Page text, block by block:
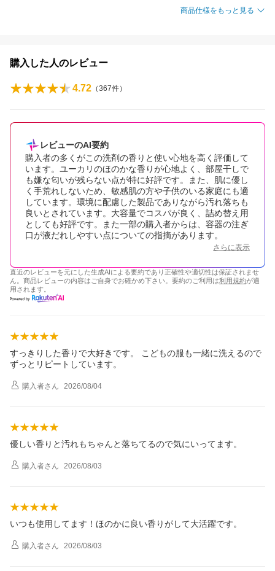
商品仕様をもっと見る
購入した人のレビュー
4.72 （367件）
レビューのAI要約
購入者の多くがこの洗剤の香りと使い心地を高く評価して
います。ユーカリのほのかな香りが心地よく、部屋干しで
も嫌な匂いが残らない点が特に好評です。また、肌に優し
く手荒れしないため、敏感肌の方や子供のいる家庭にも適
しています。環境に配慮した製品でありながら汚れ落ちも
良いとされています。大容量でコスパが良く、詰め替え用
としても好評です。また一部の購入者からは、容器の注ぎ
口が液だれしやすい点についての指摘があります。
さらに表示
直近のレビューを元にした生成AIによる要約であり正確性や適切性は保証されませ
ん。商品レビューの内容はご自身でお確かめ下さい。要約のご利用は利用規約が適
用されます。
すっきりした香りで大好きです。 こどもの服も一緒に洗えるので
ずっとリピートしています。
購入者さん 2026/08/04
優しい香りと汚れもちゃんと落ちてるので気にいってます。
購入者さん 2026/08/03
いつも使用してます！ほのかに良い香りがして大活躍です。
購入者さん 2026/08/03